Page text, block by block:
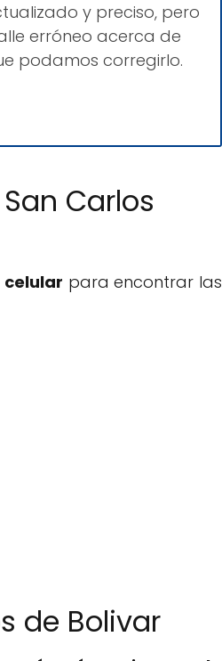
y preciso, pero
erróneo acerca de
podamos corregirlo.
Carlos
para encontrar las
de Bolivar